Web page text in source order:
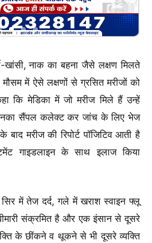
खांसी, नाक का बहना जैसे लक्षण मिलते
में ऐसे लक्षणों से ग्रसित मरीजों को
कि मेडिका में जो मरीज मिले हैं उन्हें
सैंपल कलेक्ट कर जांच के लिए भेज
मरीज की रिपोर्ट पॉजिटिव आती है
गाइडलाइन के साथ इलाज किया
में तेज दर्द, गले में खराश स्वाइन फ्लू
संक्रमित है और एक इंसान से दूसरे
के छींकने व थूकने से भी दूसरे व्यक्ति